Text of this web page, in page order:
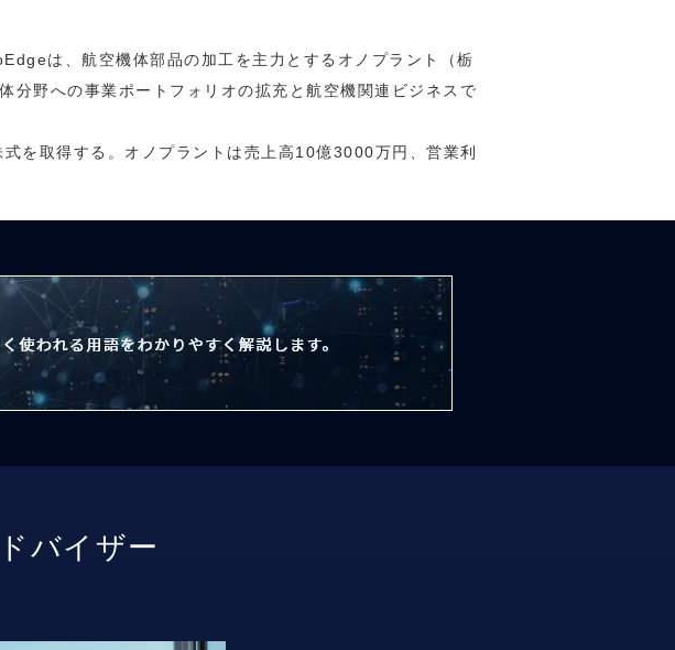
は、航空機体部品の加工を主力とするオノプラント（栃
分野への事業ポートフォリオの拡充と航空機関連ビジネスで
を取得する。オノプラントは売上高10億3000万円、営業利
バイザー